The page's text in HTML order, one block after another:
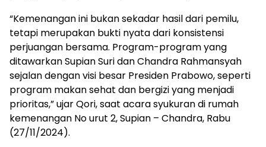
“Kemenangan ini bukan sekadar hasil dari pemilu,
tetapi merupakan bukti nyata dari konsistensi
perjuangan bersama. Program-program yang
ditawarkan Supian Suri dan Chandra Rahmansyah
sejalan dengan visi besar Presiden Prabowo, seperti
program makan sehat dan bergizi yang menjadi
prioritas,” ujar Qori, saat acara syukuran di rumah
kemenangan No urut 2, Supian – Chandra, Rabu
(27/11/2024).